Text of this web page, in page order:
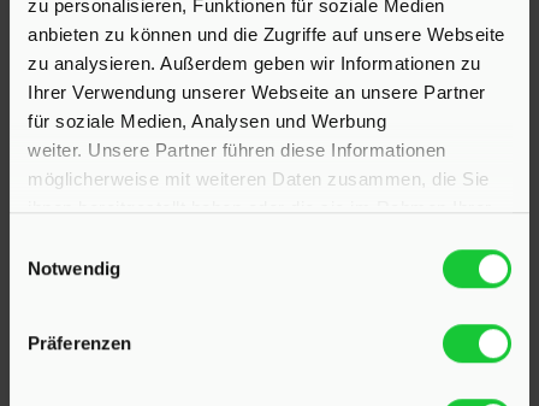
zu personalisieren, Funktionen für soziale Medien
anbieten zu können und die Zugriffe auf unsere Webseite
zu analysieren. Außerdem geben wir Informationen zu
Ihrer Verwendung unserer Webseite an unsere Partner
für soziale Medien, Analysen und Werbung
weiter. Unsere Partner führen diese Informationen
möglicherweise mit weiteren Daten zusammen, die Sie
Notwendig
Präferenzen
23795 Klein Rönnau
Bollmoor 2
Telefon:04551 901690
24568 Kaltenkirchen
Holstenstraße 26
E-Mail:info@hinrichsen-immobilien.com